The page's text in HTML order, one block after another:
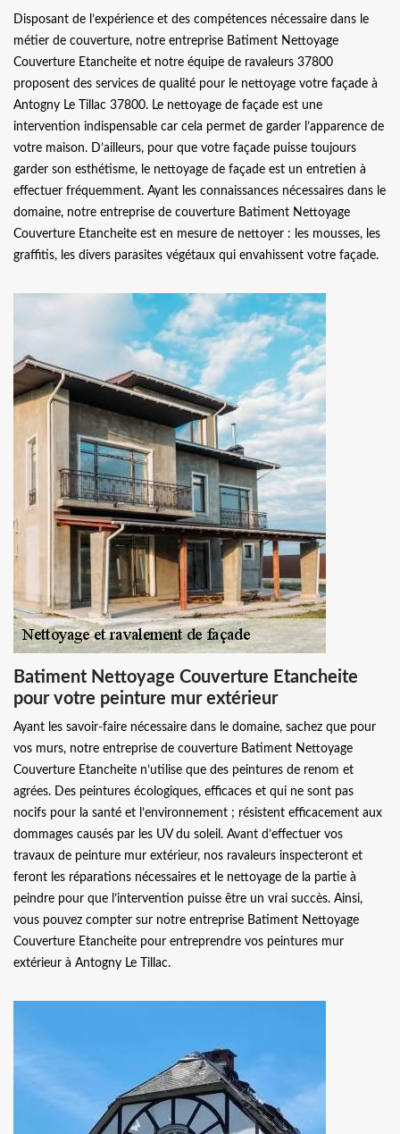
Disposant de l’expérience et des compétences nécessaire dans le
métier de couverture, notre entreprise Batiment Nettoyage
Couverture Etancheite et notre équipe de ravaleurs 37800
proposent des services de qualité pour le nettoyage votre façade à
Antogny Le Tillac 37800. Le nettoyage de façade est une
intervention indispensable car cela permet de garder l’apparence de
votre maison. D’ailleurs, pour que votre façade puisse toujours
garder son esthétisme, le nettoyage de façade est un entretien à
effectuer fréquemment. Ayant les connaissances nécessaires dans le
domaine, notre entreprise de couverture Batiment Nettoyage
Couverture Etancheite est en mesure de nettoyer : les mousses, les
graffitis, les divers parasites végétaux qui envahissent votre façade.
Batiment Nettoyage Couverture Etancheite
pour votre peinture mur extérieur
Ayant les savoir-faire nécessaire dans le domaine, sachez que pour
vos murs, notre entreprise de couverture Batiment Nettoyage
Couverture Etancheite n’utilise que des peintures de renom et
agrées. Des peintures écologiques, efficaces et qui ne sont pas
nocifs pour la santé et l’environnement ; résistent efficacement aux
dommages causés par les UV du soleil. Avant d’effectuer vos
travaux de peinture mur extérieur, nos ravaleurs inspecteront et
feront les réparations nécessaires et le nettoyage de la partie à
peindre pour que l’intervention puisse être un vrai succès. Ainsi,
vous pouvez compter sur notre entreprise Batiment Nettoyage
Couverture Etancheite pour entreprendre vos peintures mur
extérieur à Antogny Le Tillac.